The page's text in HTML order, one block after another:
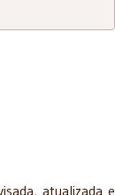
atualizada e